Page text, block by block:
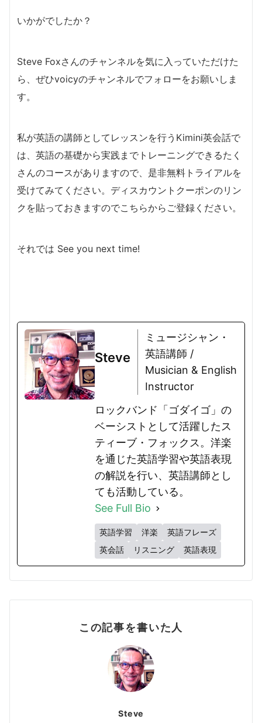
いかがでしたか？
Steve Foxさんのチャンネルを気に入っていただけた
ら、ぜひvoicyのチャンネルでフォローをお願いしま
す。
私が英語の講師としてレッスンを行うKimini英会話で
は、英語の基礎から実践までトレーニングできるたく
さんのコースがありますので、是非無料トライアルを
受けてみてください。ディスカウントクーポンのリン
クを貼っておきますのでこちらからご登録ください。
それでは See you next time!
Steve
ミュージシャン・
英語講師 /
Musician & English
Instructor
ロックバンド「ゴダイゴ」の
ベーシストとして活躍したス
ティーブ・フォックス。洋楽
を通じた英語学習や英語表現
の解説を行い、英語講師とし
ても活動している。
See Full Bio
英語学習 洋楽
英語フレーズ
英会話
リスニング 英語表現
この記事を書いた人
Steve